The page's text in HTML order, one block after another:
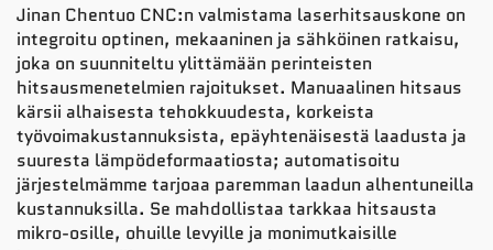
Jinan Chentuo CNC:n valmistama laserhitsauskone on
integroitu optinen, mekaaninen ja sähköinen ratkaisu,
joka on suunniteltu ylittämään perinteisten
hitsausmenetelmien rajoitukset. Manuaalinen hitsaus
kärsii alhaisesta tehokkuudesta, korkeista
työvoimakustannuksista, epäyhtenäisestä laadusta ja
suuresta lämpödeformaatiosta; automatisoitu
järjestelmämme tarjoaa paremman laadun alhentuneilla
kustannuksilla. Se mahdollistaa tarkkaa hitsausta
mikro-osille, ohuille levyille ja monimutkaisille